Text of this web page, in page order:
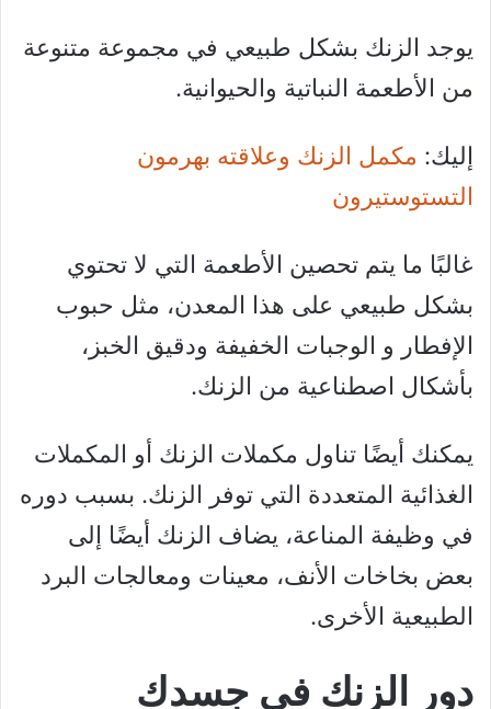
يوجد الزنك بشكل طبيعي في مجموعة متنوعة
من الأطعمة النباتية والحيوانية.
إليك: مكمل الزنك وعلاقته بهرمون
التستوستيرون
غالبًا ما يتم تحصين الأطعمة التي لا تحتوي
بشكل طبيعي على هذا المعدن، مثل حبوب
الإفطار و الوجبات الخفيفة ودقيق الخبز،
بأشكال اصطناعية من الزنك.
يمكنك أيضًا تناول مكملات الزنك أو المكملات
الغذائية المتعددة التي توفر الزنك. بسبب دوره
في وظيفة المناعة، يضاف الزنك أيضًا إلى
بعض بخاخات الأنف، معينات ومعالجات البرد
الطبيعية الأخرى.
دور الزنك في جسدك